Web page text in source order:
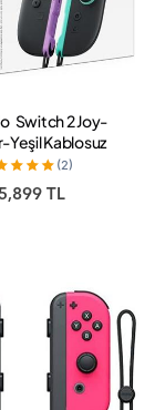
Switch 2 Joy-
Yeşil Kablosuz
Kolu(2)
TL